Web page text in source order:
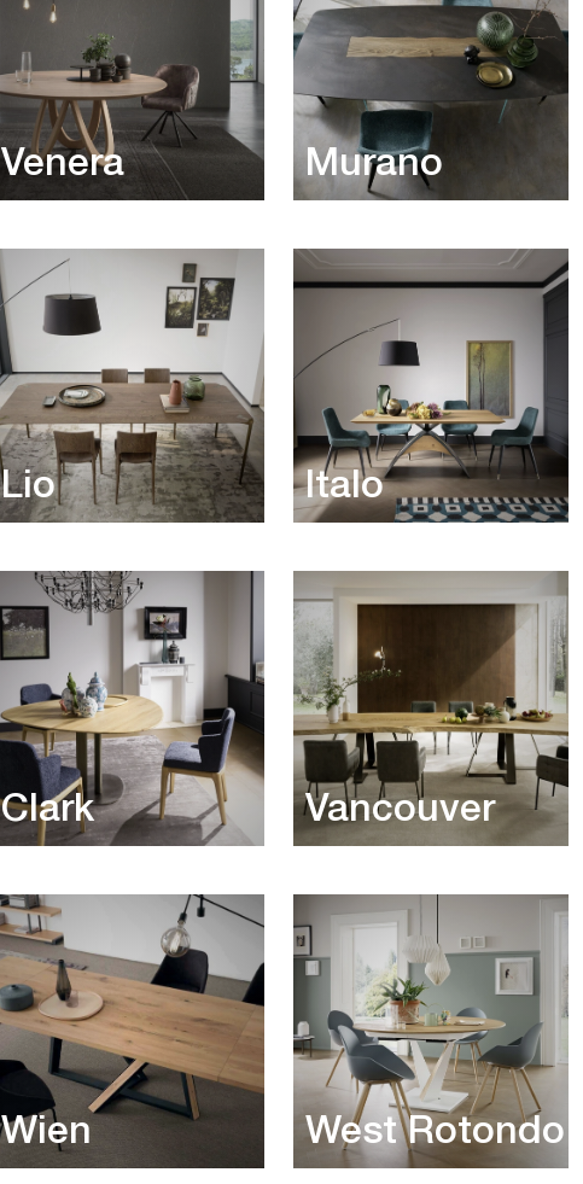
Venera Murano
Lio Italo
Clark Vancouver
Wien West Rotondo